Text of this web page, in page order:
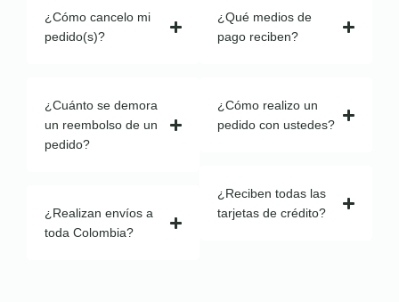
¿Cómo cancelo mi
pedido(s)?
¿Cuánto se demora
un reembolso de un
pedido?
¿Realizan envíos a
toda Colombia?
¿Qué medios de
pago reciben?
¿Cómo realizo un
pedido con ustedes?
¿Reciben todas las
tarjetas de crédito?